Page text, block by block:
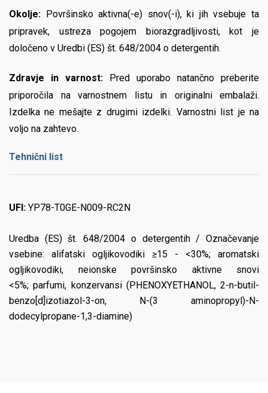
Okolje: Površinsko aktivna(-e) snov(-i), ki jih vsebuje ta
pripravek, ustreza pogojem biorazgradljivosti, kot je
določeno v Uredbi (ES) št. 648/2004 o detergentih.
Zdravje in varnost: Pred uporabo natančno preberite
priporočila na varnostnem listu in originalni embalaži.
Izdelka ne mešajte z drugimi izdelki. Varnostni list je na
voljo na zahtevo.
Tehnični list
UFI: YP78-T0GE-N009-RC2N
Uredba (ES) št. 648/2004 o detergentih / Označevanje
vsebine: alifatski ogljikovodiki ≥15 - <30%; aromatski
ogljikovodiki, neionske površinsko aktivne snovi
<5%; parfumi, konzervansi (PHENOXYETHANOL, 2-n-butil-
benzo[d]izotiazol-3-on, N-(3 aminopropyl)-N-
dodecylpropane-1,3-diamine)